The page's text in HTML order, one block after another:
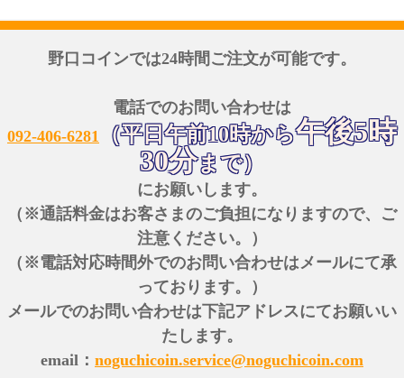
野口コインでは24時間ご注文が可能です。
電話でのお問い合わせは
092-406-6281
（平日午前10時から午後5時
30分まで）
にお願いします。
（※通話料金はお客さまのご負担になりますので、ご
注意ください。）
（※電話対応時間外でのお問い合わせはメールにて承
っております。）
メールでのお問い合わせは下記アドレスにてお願いい
たします。
email： noguchicoin.service@noguchicoin.com